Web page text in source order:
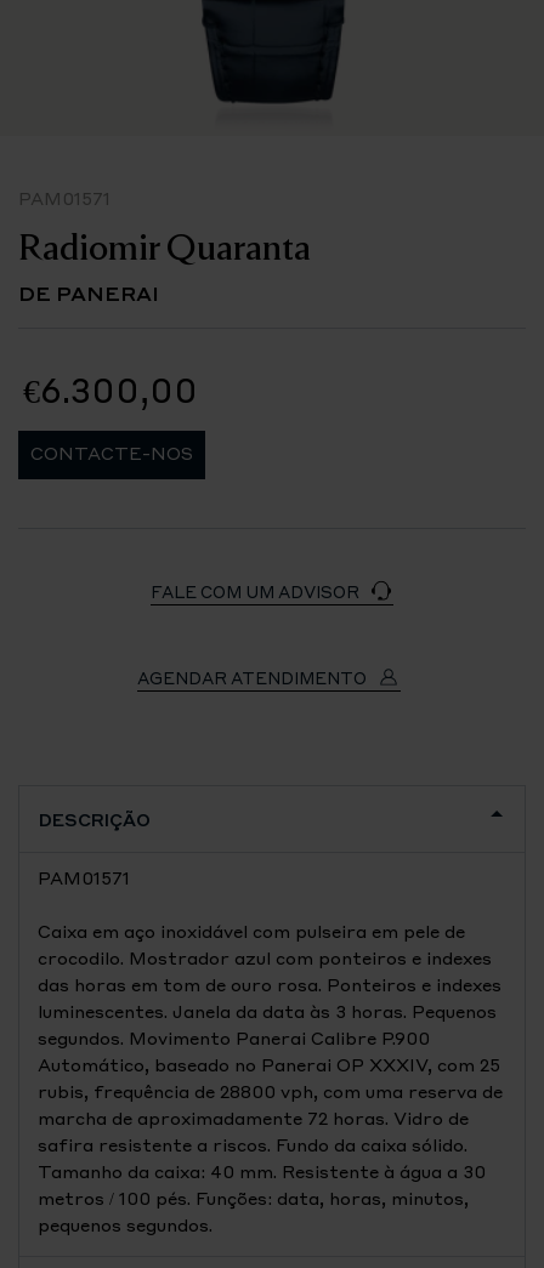
PAM01571
Radiomir Quaranta
DE PANERAI
€6.300,00
CONTACTE-NOS
FALE COM UM ADVISOR
AGENDAR ATENDIMENTO
DESCRIÇÃO
PAM01571
Caixa em aço inoxidável com pulseira em pele de
crocodilo. Mostrador azul com ponteiros e indexes
das horas em tom de ouro rosa. Ponteiros e indexes
luminescentes. Janela da data às 3 horas. Pequenos
segundos. Movimento Panerai Calibre P.900
Automático, baseado no Panerai OP XXXIV, com 25
rubis, frequência de 28800 vph, com uma reserva de
marcha de aproximadamente 72 horas. Vidro de
safira resistente a riscos. Fundo da caixa sólido.
Tamanho da caixa: 40 mm. Resistente à água a 30
metros / 100 pés. Funções: data, horas, minutos,
pequenos segundos.